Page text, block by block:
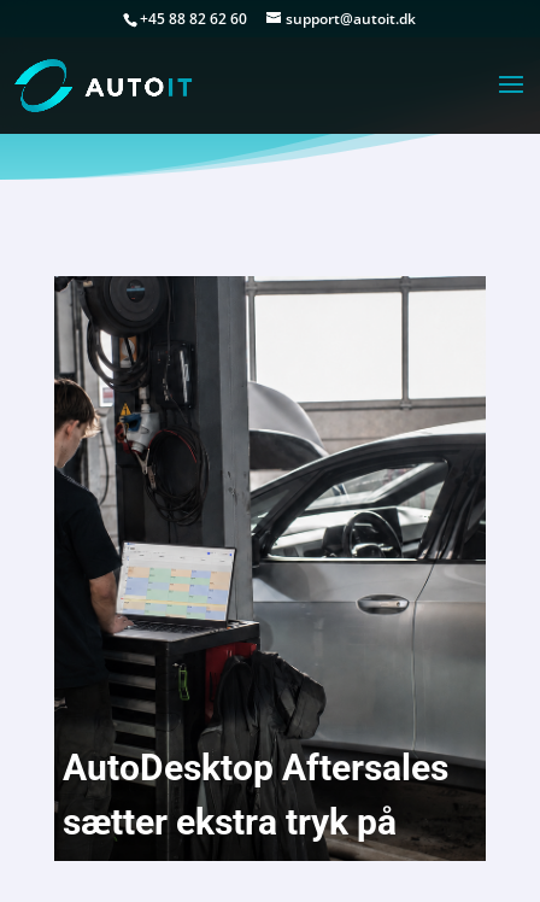
+45 88 82 62 60 support@autoit.dk
AutoDesktop Aftersales
sætter ekstra tryk på